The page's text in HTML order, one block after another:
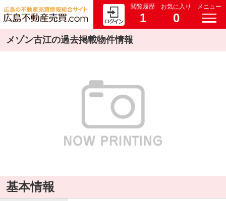
閲覧履歴
1
お気に入り
0
メニュー
メゾン古江の過去掲載物件情報
基本情報